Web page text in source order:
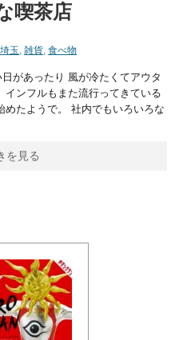
喫茶店
埼玉, 雑貨, 食べ物
があったり 風が冷たくてアウタ
インフルもまた流行ってきている
めたようで。 社内でもいろいろな
を見る